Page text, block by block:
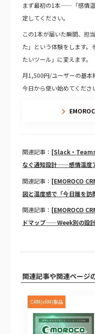
まず最初の1本——「感情
定してください。
この1本が届いた瞬間、担
た」という体験をします。
たいツール」に変えます。
月1,500円/ユーザーの基本
今日から使い始めてくださ
関連記事： [Slack・
なぐ通知設計——感情温度
関連記事： [EMOROCO
図と温度感で「今日誰を
関連記事： [EMOROCO
ドマップ——Week別の設
関連記事や関連ページ
CRM(xRM)製品